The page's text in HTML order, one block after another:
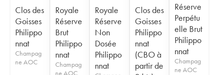
Clos des
Goisses
Philippo
nnat
Champag
ne AOC
Royale
Réserve
Brut
Philippo
nnat
Champag
ne AOC
Royale
Réserve
Non
Dosée
Philippo
nnat
Clos des
Goisses
Philippo
nnat
(CBO à
partir de
Réserve
Perpétu
elle Brut
Philippo
nnat
Champag
ne AOC